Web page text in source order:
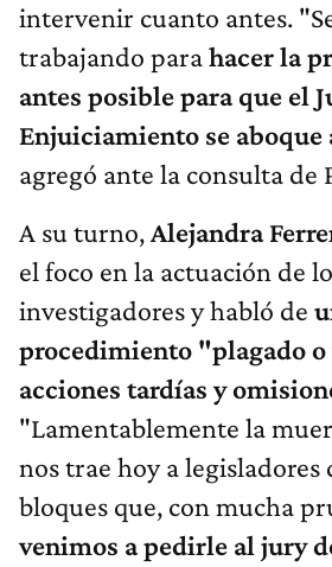
intervenir cuanto antes.
trabajando parahacer la
antes posible para que el
Enjuiciamiento se aboque
agregó ante la consulta de
A su turno,Alejandra
el foco en la actuación de
investigadores y habló de
procedimiento "plagado o
acciones tardías y
"Lamentablemente la
nos trae hoy a
bloques que, con mucha
venimos a pedirle al jury